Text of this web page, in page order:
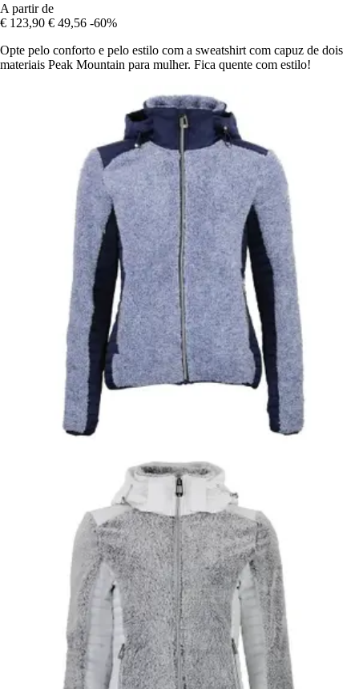
A partir de
€ 123,90 € 49,56 -60%
Opte pelo conforto e pelo estilo com a sweatshirt com capuz de dois
materiais Peak Mountain para mulher. Fica quente com estilo!